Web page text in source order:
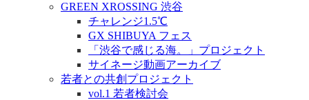
GREEN XROSSING 渋谷
チャレンジ1.5℃
GX SHIBUYA フェス
「渋谷で感じる海。」プロジェクト
サイネージ動画アーカイブ
若者との共創プロジェクト
vol.1 若者検討会